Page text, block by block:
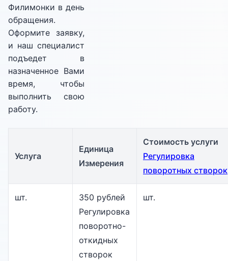
Филимонки в день
обращения.
Оформите заявку,
и наш специалист
подъедет в
назначенное Вами
время, чтобы
выполнить свою
работу.
Услуга
Единица
Измерения
Стоимость услуги
Регулировка
поворотных створок
шт.
350 рублей
Регулировка
поворотно-
откидных
створок
шт.